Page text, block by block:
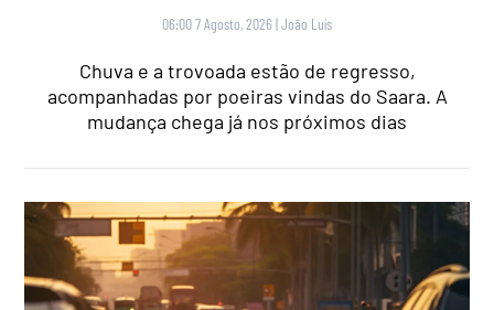
06:00 7 Agosto, 2026 |João Luís
Chuva e a trovoada estão de regresso,
acompanhadas por poeiras vindas do Saara. A
mudança chega já nos próximos dias